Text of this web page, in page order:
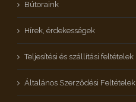
Bútoraink
Hírek, érdekességek
Teljesítési és szállítási feltételek
Általános Szerződési Feltételek